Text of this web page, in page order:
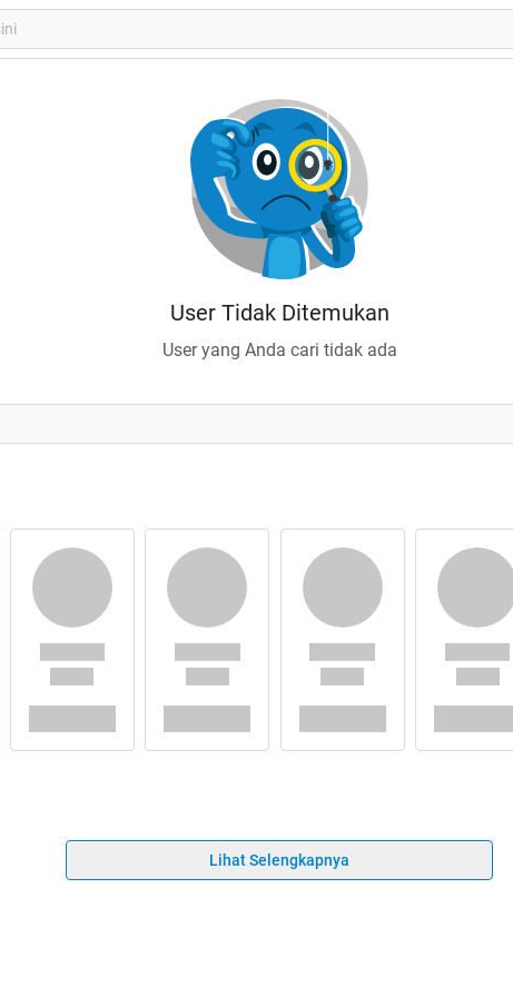
User Tidak Ditemukan
User yang Anda cari tidak ada
Lihat Selengkapnya